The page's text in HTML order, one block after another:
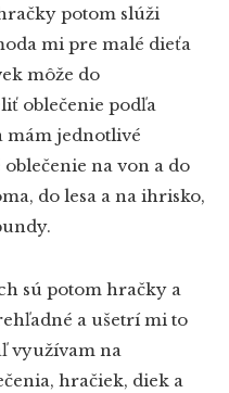
potom slúži
mi pre malé dieťa
môže do
oblečenie podľa
mám jednotlivé
na von a do
do lesa a na ihrisko,
sú potom hračky a
a ušetrí mi to
využívam na
hračiek, diek a